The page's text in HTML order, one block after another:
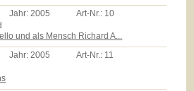
Jahr:2005 Art-Nr.: 10
und als Mensch Richard A...
Jahr:2005 Art-Nr.: 11